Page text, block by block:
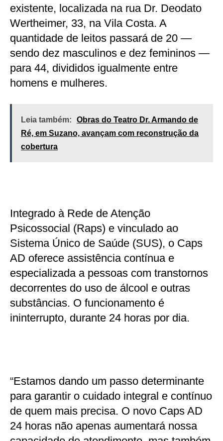
existente, localizada na rua Dr. Deodato
Wertheimer, 33, na Vila Costa. A
quantidade de leitos passará de 20 —
sendo dez masculinos e dez femininos —
para 44, divididos igualmente entre
homens e mulheres.
Leia também:
Obras do Teatro Dr. Armando de
Ré, em Suzano, avançam com reconstrução da
cobertura
Integrado à Rede de Atenção
Psicossocial (Raps) e vinculado ao
Sistema Único de Saúde (SUS), o Caps
AD oferece assistência contínua e
especializada a pessoas com transtornos
decorrentes do uso de álcool e outras
substâncias. O funcionamento é
ininterrupto, durante 24 horas por dia.
“Estamos dando um passo determinante
para garantir o cuidado integral e contínuo
de quem mais precisa. O novo Caps AD
24 horas não apenas aumentará nossa